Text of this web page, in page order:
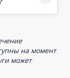
на момент
может